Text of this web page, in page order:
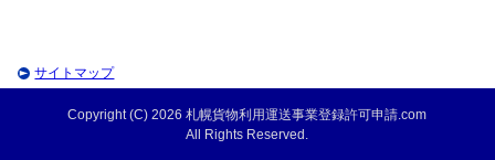
サイトマップ
Copyright (C) 2026 札幌貨物利用運送事業登録許可申請.com
All Rights Reserved.